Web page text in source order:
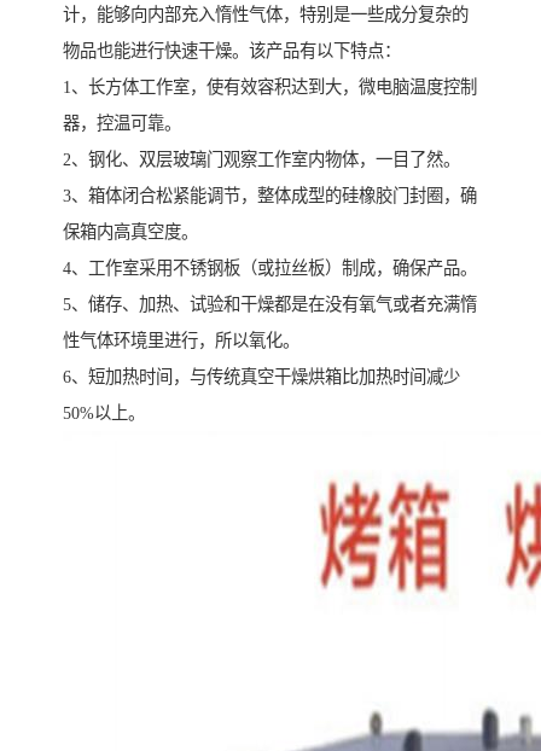
计，能够向内部充入惰性气体，特别是一些成分复杂的
物品也能进行快速干燥。该产品有以下特点：
1、长方体工作室，使有效容积达到大，微电脑温度控制
器，控温可靠。
2、钢化、双层玻璃门观察工作室内物体，一目了然。
3、箱体闭合松紧能调节，整体成型的硅橡胶门封圈，确
保箱内高真空度。
4、工作室采用不锈钢板（或拉丝板）制成，确保产品。
5、储存、加热、试验和干燥都是在没有氧气或者充满惰
性气体环境里进行，所以氧化。
6、短加热时间，与传统真空干燥烘箱比加热时间减少
50%以上。